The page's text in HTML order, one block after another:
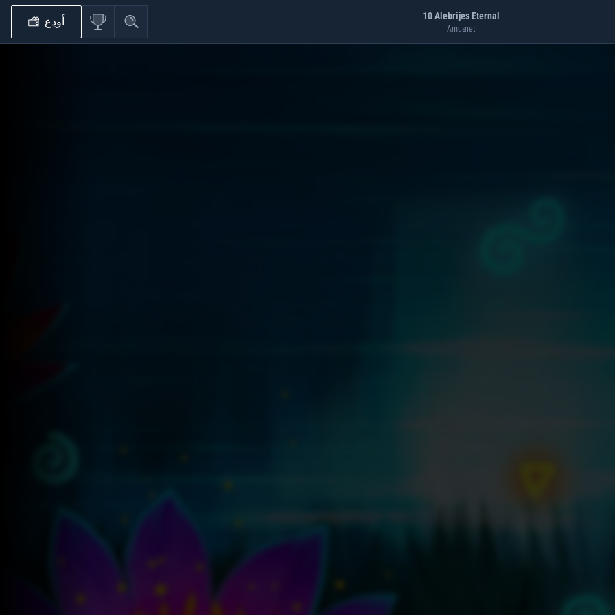
10 Alebrijes Eternal
Amusnet
أودِع